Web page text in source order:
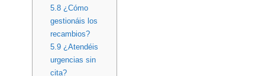
5.8¿Cómo
gestionáis los
recambios?
5.9¿Atendéis
urgencias sin
cita?